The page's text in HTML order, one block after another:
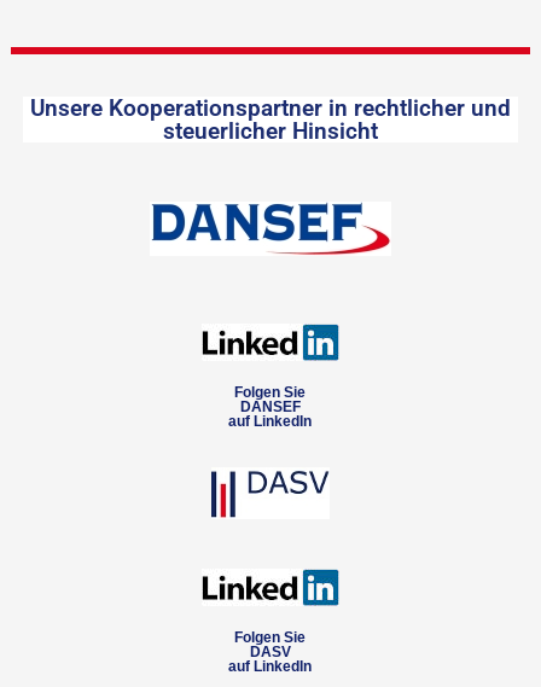
Unsere Kooperationspartner in rechtlicher und
steuerlicher Hinsicht
Folgen Sie
DANSEF
auf LinkedIn
Folgen Sie
DASV
auf LinkedIn